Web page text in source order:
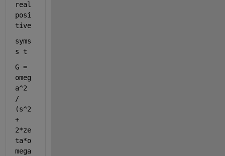
real
posi
tive
s t
G =
omeg
a^2
/
(s^2
+
2*ze
ta*o
mega